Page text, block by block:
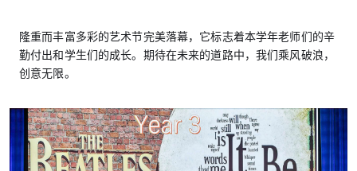
隆重而丰富多彩的艺术节完美落幕，它标志着本学年老师们的辛
勤付出和学生们的成长。期待在未来的道路中，我们乘风破浪，
创意无限。